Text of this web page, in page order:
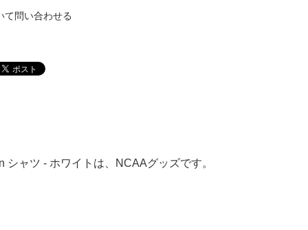
て問い合わせる
ャツ - ホワイトは、NCAAグッズです。